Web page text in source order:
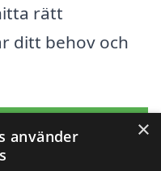
rätt
ditt behov och
och utan
×
använder